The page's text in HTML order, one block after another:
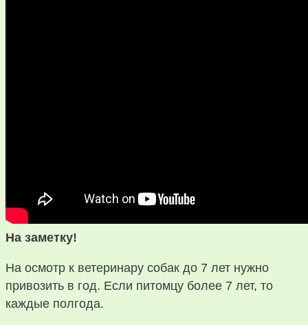
На заметку!
На осмотр к ветеринару собак до 7 лет нужно
привозить в год. Если питомцу более 7 лет, то
каждые полгода.